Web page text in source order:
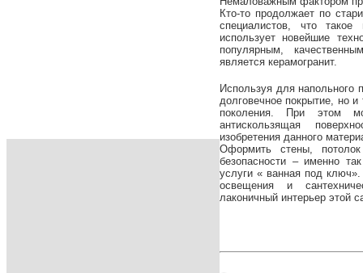
Кто-то продолжает по
специалистов, что
использует новейшие
популярным,
является керамогранит.
Используя для напольного
долговечное покрытие, но
поколения. При этом
антискользящая
изобретения данного
Оформить стены,
безопасности – именно
услуги « ванная под
освещения и
лаконичный интерьер этой